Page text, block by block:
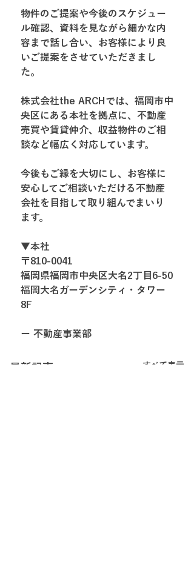
物件のご提案や今後のスケジュー
ル確認、資料を見ながら細かな内
容まで話し合い、お客様により良
いご提案をさせていただきまし
た。
株式会社the ARCHでは、福岡市中
央区にある本社を拠点に、不動産
売買や賃貸仲介、収益物件のご相
談など幅広く対応しています。
今後もご縁を大切にし、お客様に
安心してご相談いただける不動産
会社を目指して取り組んでまいり
ます。
▼本社
〒810-0041
福岡県福岡市中央区大名2丁目6-50
福岡大名ガーデンシティ・タワー
8F
ー 不動産事業部
最新記事 すべて表示